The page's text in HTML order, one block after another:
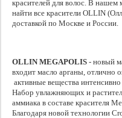
красителей для волос. В
найти все красители OLLIN
доставкой по Москве и России.
OLLIN MEGAPOLIS - новый
входит масло арганы, отлично
активные вещества
Набор увлажняющих и
аммиака в составе красителя
Благодаря новой технологии